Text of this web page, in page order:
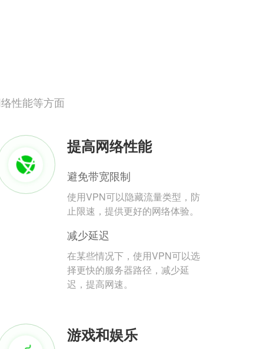
性能等方面
提高网络性能
避免带宽限制
使用VPN可以隐藏流量类型，防
止限速，提供更好的网络体验。
减少延迟
在某些情况下，使用VPN可以选
择更快的服务器路径，减少延
迟，提高网速。
游戏和娱乐